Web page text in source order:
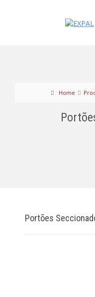
Home
Portões